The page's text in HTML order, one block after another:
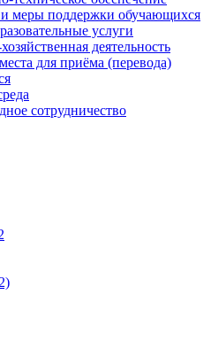
меры поддержки обучающихся
услуги
деятельность
для приёма (перевода)
сотрудничество